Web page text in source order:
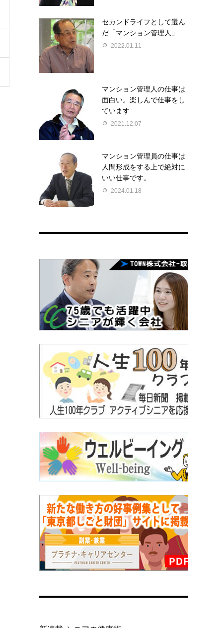
セカンドライフとして選ん
だ「マンション管理人」
2022.01.11
マンション管理人の仕事は
面白い。楽しんで仕事をし
ています
2021.12.07
マンション管理員の仕事は
人間形成をする上で絶対に
いい仕事です。
2024.01.18